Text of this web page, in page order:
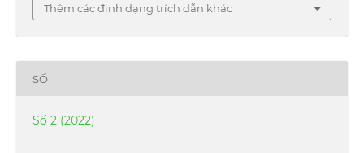
Thêm các định dạng trích dẫn khác
SỐ
Số 2 (2022)